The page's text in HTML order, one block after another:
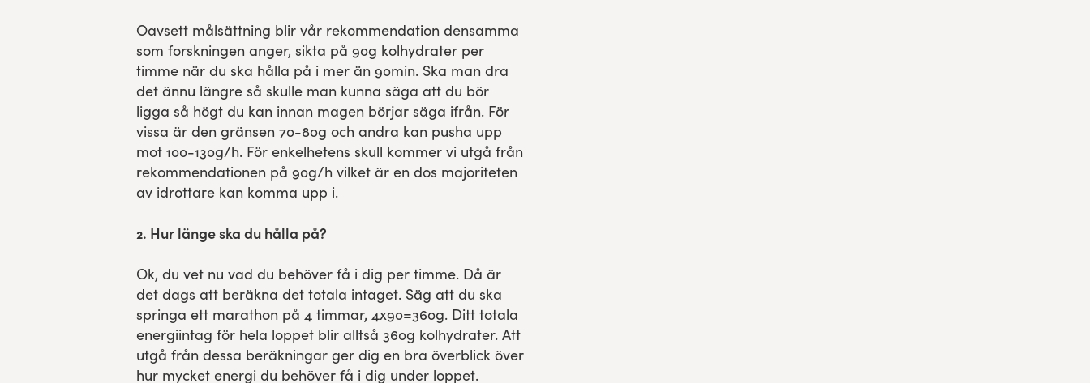
Oavsett målsättning blir vår rekommendation densamma
som forskningen anger, sikta på 90g kolhydrater per
timme när du ska hålla på i mer än 90min. Ska man dra
det ännu längre så skulle man kunna säga att du bör
ligga så högt du kan innan magen börjar säga ifrån. För
vissa är den gränsen 70-80g och andra kan pusha upp
mot 100-130g/h. För enkelhetens skull kommer vi utgå från
rekommendationen på 90g/h vilket är en dos majoriteten
av idrottare kan komma upp i.
2. Hur länge ska du hålla på?
Ok, du vet nu vad du behöver få i dig per timme. Då är
det dags att beräkna det totala intaget. Säg att du ska
springa ett marathon på 4 timmar, 4x90=360g. Ditt totala
energiintag för hela loppet blir alltså 360g kolhydrater. Att
utgå från dessa beräkningar ger dig en bra överblick över
hur mycket energi du behöver få i dig under loppet.